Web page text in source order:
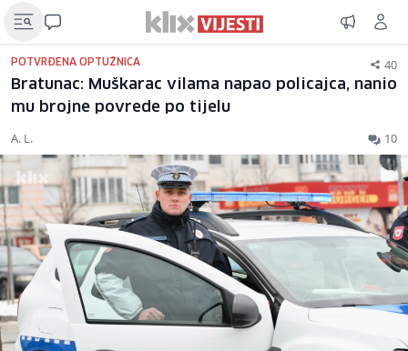
POTVRĐENA OPTUŽNICA 40
Bratunac: Muškarac vilama napao policajca, nanio
mu brojne povrede po tijelu
A. L. 10